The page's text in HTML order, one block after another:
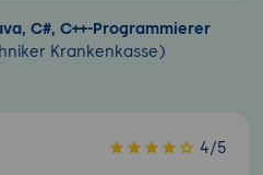
C#, C++-Programmierer
Krankenkasse)
4/5